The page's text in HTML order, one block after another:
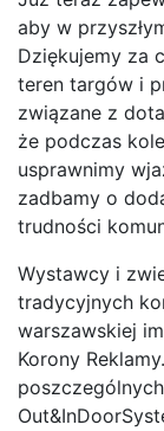
aby w
Dziękujemy za
teren targów i
związane z
że podczas
usprawnimy
zadbamy o
trudności
Wystawcy i
tradycyjnych
warszawskiej
Korony